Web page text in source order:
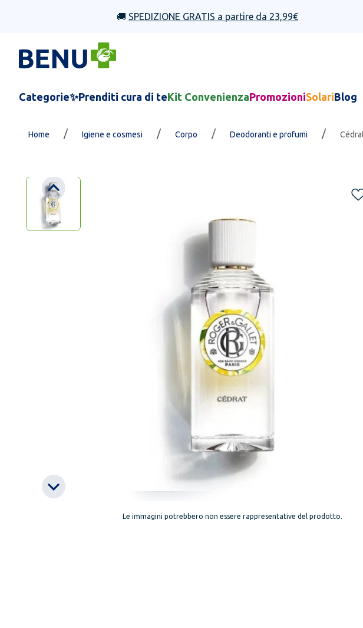
🚚 SPEDIZIONE GRATIS a partire da 23,99€
Categorie✨Prenditi cura di teKit ConvenienzaPromozioniSolariBlog
Home / Igiene e cosmesi / Corpo / Deodoranti e profumi /
Le immagini potrebbero non essere rappresentative del prodotto.